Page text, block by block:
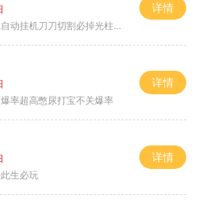
动挂机刀刀切割必掉光柱自动
详情
率超高憋尿打宝不关爆率
详情
生必玩
详情